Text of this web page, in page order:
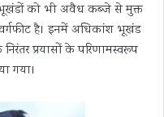
भूखंडों को भी अवैध कब्जे से मुक्त
है। इनमें अधिकांश भूखंड
प्रयासों के परिणामस्वरूप
गया।